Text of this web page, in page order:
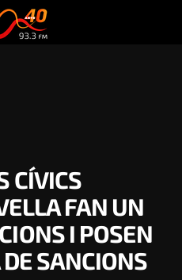
CÍVICS
FAN UN
I POSEN
SANCIONS